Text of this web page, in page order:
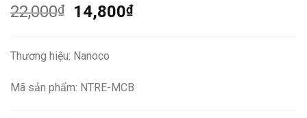
22,000₫
Giá
22,000₫.
14,800₫Giá
Thương hiệu: Nanoco
Mã sản phẩm: NTRE-MCB